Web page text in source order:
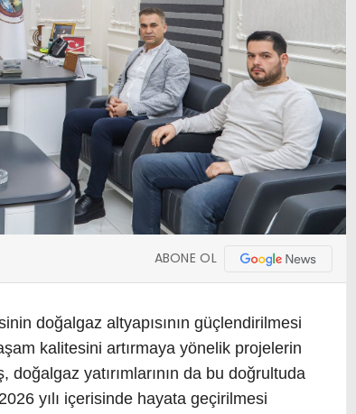
ABONE OL
doğalgaz altyapısının güçlendirilmesi
kalitesini artırmaya yönelik projelerin
yatırımlarının da bu doğrultuda
yılı içerisinde hayata geçirilmesi